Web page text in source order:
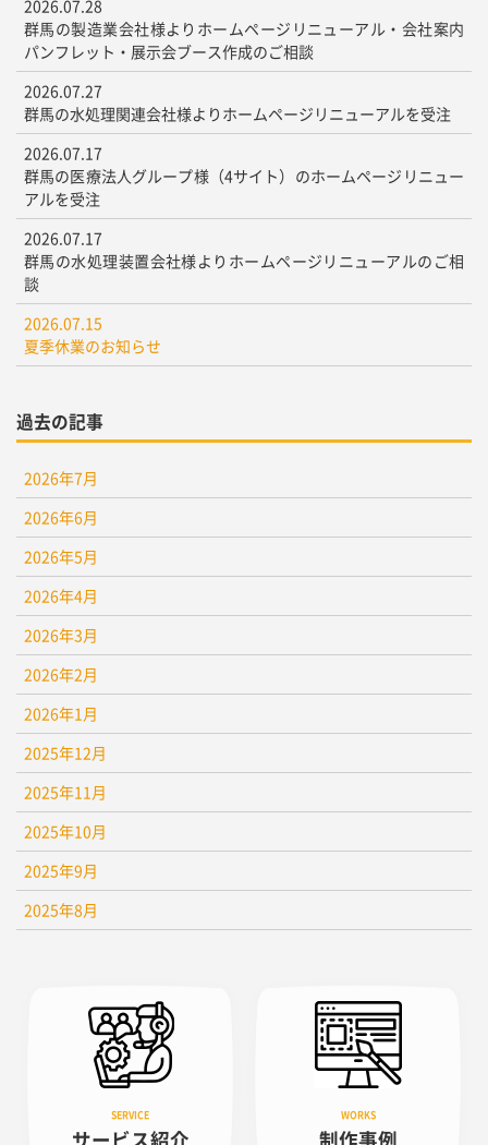
2026.07.28
群馬の製造業会社様よりホームページリニューアル・会社案内
パンフレット・展示会ブース作成のご相談
2026.07.27
群馬の水処理関連会社様よりホームページリニューアルを受注
2026.07.17
群馬の医療法人グループ様（4サイト）のホームページリニュー
アルを受注
2026.07.17
群馬の水処理装置会社様よりホームページリニューアルのご相
談
2026.07.15
夏季休業のお知らせ
過去の記事
2026年7月
2026年6月
2026年5月
2026年4月
2026年3月
2026年2月
2026年1月
2025年12月
2025年11月
2025年10月
2025年9月
2025年8月